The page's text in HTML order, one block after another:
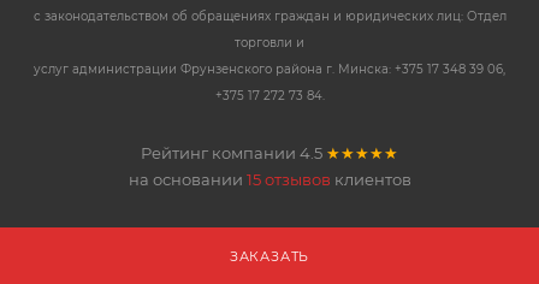
ЗАКАЗАТЬ
с законодательством об обращениях граждан и юридических лиц: Отдел
торговли и
услуг администрации Фрунзенского района г. Минска: +375 17 348 39 06,
+375 17 272 73 84.
Рейтинг компании 4.5 ★★★★★
на основании 15 отзывов клиентов